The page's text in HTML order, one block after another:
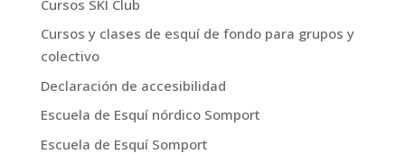
Cursos SKI Club
Cursos y clases de esquí de fondo para grupos y
colectivo
Declaración de accesibilidad
Escuela de Esquí nórdico Somport
Escuela de Esquí Somport